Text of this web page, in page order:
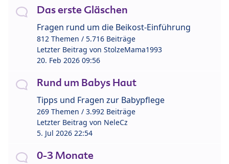
Das erste Gläschen
Fragen rund um die Beikost-Einführung
812 Themen / 5.716 Beiträge
Letzter Beitrag von StolzeMama1993
20. Feb 2026 09:56
Rund um Babys Haut
Tipps und Fragen zur Babypflege
269 Themen / 3.992 Beiträge
Letzter Beitrag von NeleCz
5. Jul 2026 22:54
0-3 Monate